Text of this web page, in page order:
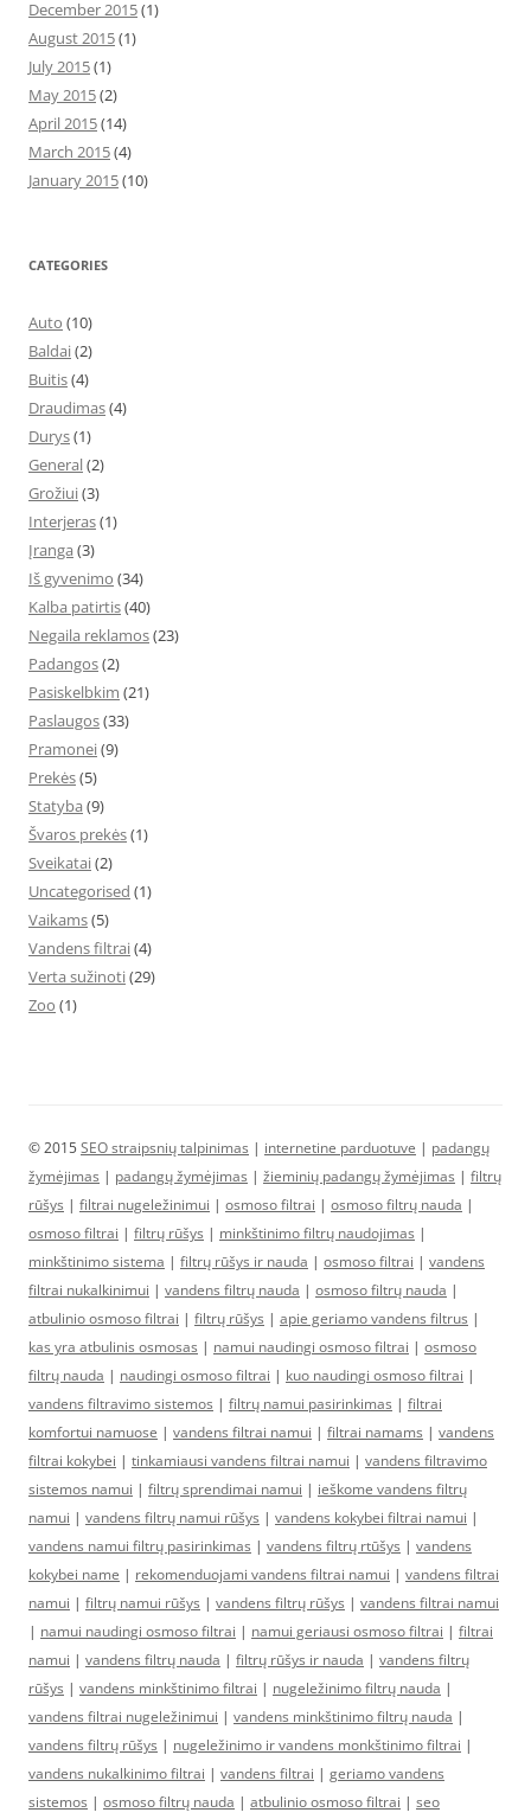
December 2015(1)
August 2015(1)
July 2015(1)
May 2015(2)
April 2015(14)
March 2015(4)
January 2015(10)
CATEGORIES
Auto (10)
Baldai(2)
Buitis(4)
Draudimas(4)
Durys(1)
General(2)
Grožiui(3)
Interjeras(1)
Įranga (3)
Iš gyvenimo (34)
Kalba patirtis(40)
Negaila reklamos(23)
Padangos(2)
Pasiskelbkim (21)
Paslaugos(33)
Pramonei(9)
Prekės(5)
Statyba (9)
Švaros prekės(1)
Sveikatai(2)
Uncategorised (1)
Vaikams(5)
Vandens filtrai(4)
Verta sužinoti(29)
Zoo (1)
© 2015SEO straipsnių talpinimas | internetine parduotuve | padangų
žymėjimas | padangų žymėjimas | žieminių padangų žymėjimas | filtrų
rūšys | filtrai nugeležinimui | osmoso filtrai | osmoso filtrų nauda |
osmoso filtrai | filtrų rūšys | minkštinimo filtrų naudojimas |
minkštinimo sistema | filtrų rūšys ir nauda | osmoso filtrai | vandens
filtrai nukalkinimui | vandens filtrų nauda | osmoso filtrų nauda |
atbulinio osmoso filtrai | filtrų rūšys | apie geriamo vandens filtrus |
kas yra atbulinis osmosas | namui naudingi osmoso filtrai | osmoso
filtrų nauda | naudingi osmoso filtrai | kuo naudingi osmoso filtrai |
vandens filtravimo sistemos | filtrų namui pasirinkimas | filtrai
komfortui namuose | vandens filtrai namui | filtrai namams | vandens
filtrai kokybei | tinkamiausi vandens filtrai namui | vandens filtravimo
sistemos namui | filtrų sprendimai namui | ieškome vandens filtrų
namui | vandens filtrų namui rūšys | vandens kokybei filtrai namui |
vandens namui filtrų pasirinkimas | vandens filtrų rtūšys | vandens
kokybei name | rekomenduojami vandens filtrai namui | vandens filtrai
namui | filtrų namui rūšys | vandens filtrų rūšys | vandens filtrai namui
| namui naudingi osmoso filtrai | namui geriausi osmoso filtrai | filtrai
namui | vandens filtrų nauda | filtrų rūšys ir nauda | vandens filtrų
rūšys | vandens minkštinimo filtrai | nugeležinimo filtrų nauda |
vandens filtrai nugeležinimui | vandens minkštinimo filtrų nauda |
vandens filtrų rūšys | nugeležinimo ir vandens monkštinimo filtrai |
vandens nukalkinimo filtrai | vandens filtrai | geriamo vandens
sistemos | osmoso filtrų nauda | atbulinio osmoso filtrai | seo